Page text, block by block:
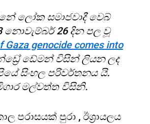
ලෝක සමාජවාදී වෙබ්
නොවැම්බර් 26 දින පල වූ
Gaza genocide comes into
ඩේමන් විසින් ලියන ලද
සිංහල පරිවර්තනය යි.
මල්වත්ත විසිනි.
පරාසයක් පුරා , ඊශ්‍රායලය